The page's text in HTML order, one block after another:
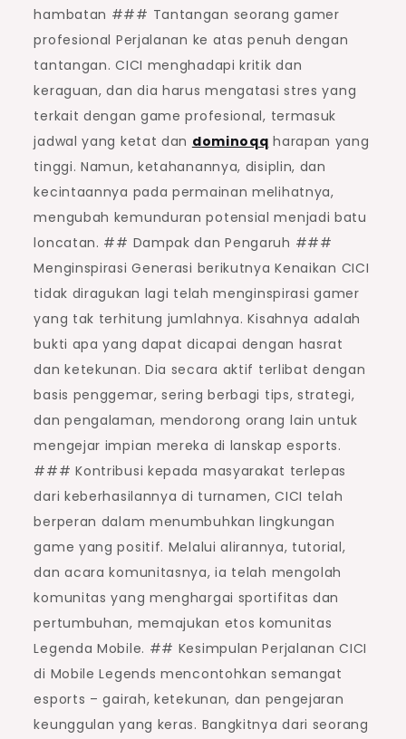
hambatan ### Tantangan seorang gamer
profesional Perjalanan ke atas penuh dengan
tantangan. CICI menghadapi kritik dan
keraguan, dan dia harus mengatasi stres yang
terkait dengan game profesional, termasuk
jadwal yang ketat dan dominoqq harapan yang
tinggi. Namun, ketahanannya, disiplin, dan
kecintaannya pada permainan melihatnya,
mengubah kemunduran potensial menjadi batu
loncatan. ## Dampak dan Pengaruh ###
Menginspirasi Generasi berikutnya Kenaikan CICI
tidak diragukan lagi telah menginspirasi gamer
yang tak terhitung jumlahnya. Kisahnya adalah
bukti apa yang dapat dicapai dengan hasrat
dan ketekunan. Dia secara aktif terlibat dengan
basis penggemar, sering berbagi tips, strategi,
dan pengalaman, mendorong orang lain untuk
mengejar impian mereka di lanskap esports.
### Kontribusi kepada masyarakat terlepas
dari keberhasilannya di turnamen, CICI telah
berperan dalam menumbuhkan lingkungan
game yang positif. Melalui alirannya, tutorial,
dan acara komunitasnya, ia telah mengolah
komunitas yang menghargai sportifitas dan
pertumbuhan, memajukan etos komunitas
Legenda Mobile. ## Kesimpulan Perjalanan CICI
di Mobile Legends mencontohkan semangat
esports – gairah, ketekunan, dan pengejaran
keunggulan yang keras. Bangkitnya dari seorang